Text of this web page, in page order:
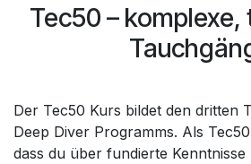
Tec50 –
Der Tec50 Kurs bildet den dritten
Deep Diver Programms. Als
dass du über fundierte Kenntnisse